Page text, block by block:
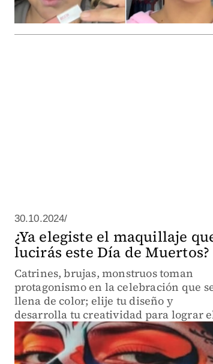
30.10.2024/
¿Ya elegiste el maquillaje
lucirás este Día de Muertos?
Catrines, brujas, monstruos toman
protagonismo en la celebración que
llena de color; elije tu diseño y
desarrolla tu creatividad para lograr
mejor look; acompáñalo con accesorios,
como charm, sombreros, diademas y
máscaras de temporada